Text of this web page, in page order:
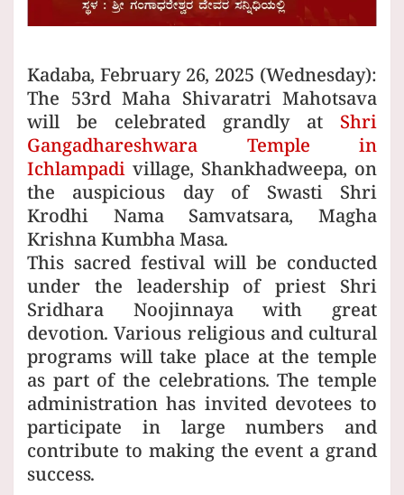
Kadaba, February 26, 2025 (Wednesday):
The 53rd Maha Shivaratri Mahotsava
will be celebrated grandly at Shri
Gangadhareshwara Temple in
Ichlampadi village, Shankhadweepa, on
the auspicious day of Swasti Shri
Krodhi Nama Samvatsara, Magha
Krishna Kumbha Masa.
This sacred festival will be conducted
under the leadership of priest Shri
Sridhara Noojinnaya with great
devotion. Various religious and cultural
programs will take place at the temple
as part of the celebrations. The temple
administration has invited devotees to
participate in large numbers and
contribute to making the event a grand
success.